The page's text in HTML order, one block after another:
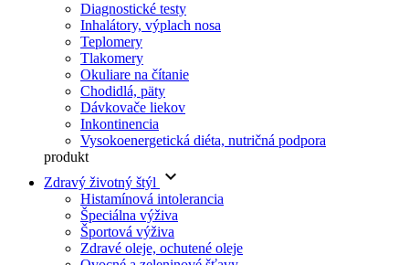
Diagnostické testy
Inhalátory, výplach nosa
Teplomery
Tlakomery
Okuliare na čítanie
Chodidlá, päty
Dávkovače liekov
Inkontinencia
Vysokoenergetická diéta, nutričná podpora
produkt
Zdravý životný štýl
keyboard_arrow_down
Histamínová intolerancia
Špeciálna výživa
Športová výživa
Zdravé oleje, ochutené oleje